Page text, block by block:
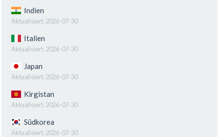
Indien
Aktualisiert: 2026-07-30
Italien
Aktualisiert: 2026-07-30
Japan
Aktualisiert: 2026-07-30
Kirgistan
Aktualisiert: 2026-07-30
Südkorea
Aktualisiert: 2026-07-30